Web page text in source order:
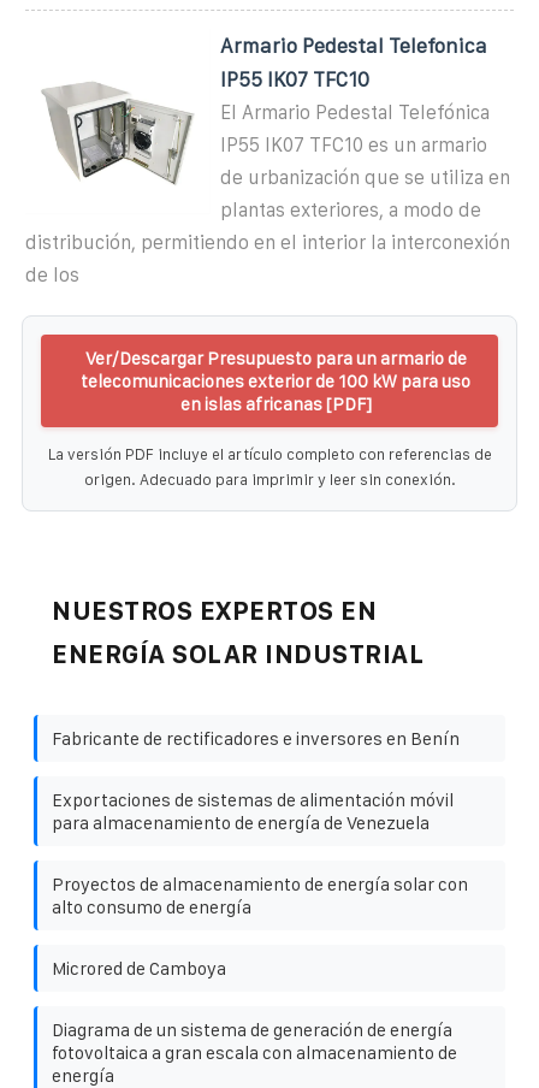
Armario Pedestal Telefonica
IP55 IK07 TFC10
El Armario Pedestal Telefónica
IP55 IK07 TFC10 es un armario
de urbanización que se utiliza en
plantas exteriores, a modo de
distribución, permitiendo en el interior la interconexión
de los
Ver/Descargar Presupuesto para un armario de
telecomunicaciones exterior de 100 kW para uso
en islas africanas [PDF]
La versión PDF incluye el artículo completo con referencias de
origen. Adecuado para imprimir y leer sin conexión.
NUESTROS EXPERTOS EN
ENERGÍA SOLAR INDUSTRIAL
Fabricante de rectificadores e inversores en Benín
Exportaciones de sistemas de alimentación móvil
para almacenamiento de energía de Venezuela
Proyectos de almacenamiento de energía solar con
alto consumo de energía
Microred de Camboya
Diagrama de un sistema de generación de energía
fotovoltaica a gran escala con almacenamiento de
energía